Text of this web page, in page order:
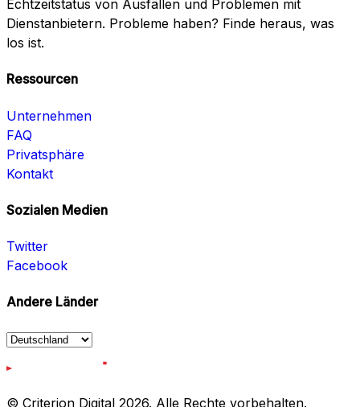
Echtzeitstatus von Ausfällen und Problemen mit
Dienstanbietern. Probleme haben? Finde heraus, was
los ist.
Ressourcen
Unternehmen
FAQ
Privatsphäre
Kontakt
Sozialen Medien
Twitter
Facebook
Andere Länder
© Criterion Digital 2026. Alle Rechte vorbehalten.